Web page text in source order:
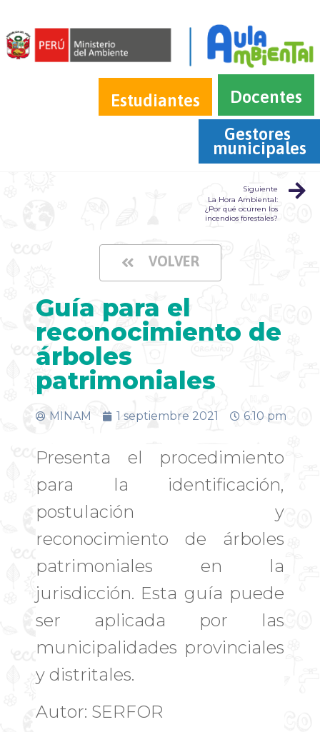
Estudiantes
Docentes
Gestores
municipales
Siguiente
La Hora Ambiental:
¿Por qué ocurren los
incendios forestales?
VOLVER
Guía para el
reconocimiento de
árboles
patrimoniales
MINAM 1 septiembre 2021 6:10 pm
Presenta el procedimiento
para la identificación,
postulación y
reconocimiento de árboles
patrimoniales en la
jurisdicción. Esta guía puede
ser aplicada por las
municipalidades provinciales
y distritales.
Autor: SERFOR